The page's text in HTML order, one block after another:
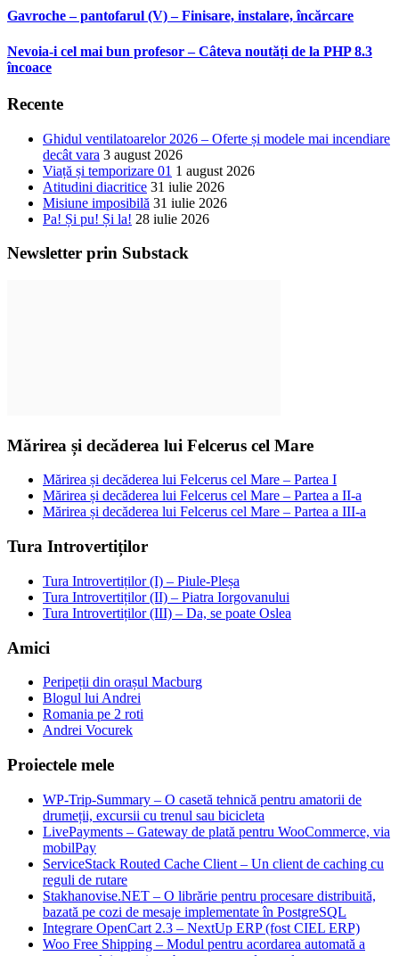
Gavroche – pantofarul (V) – Finisare, instalare, încărcare
Nevoia-i cel mai bun profesor – Câteva noutăți de la PHP 8.3
încoace
Recente
Ghidul ventilatoarelor 2026 – Oferte și modele mai incendiare
decât vara 3 august 2026
Viață și temporizare 01 1 august 2026
Atitudini diacritice 31 iulie 2026
Misiune imposibilă 31 iulie 2026
Pa! Și pu! Și la! 28 iulie 2026
Newsletter prin Substack
Mărirea și decăderea lui Felcerus cel Mare
Mărirea și decăderea lui Felcerus cel Mare – Partea I
Mărirea și decăderea lui Felcerus cel Mare – Partea a II-a
Mărirea și decăderea lui Felcerus cel Mare – Partea a III-a
Tura Introvertiților
Tura Introvertiților (I) – Piule-Pleșa
Tura Introvertiților (II) – Piatra Iorgovanului
Tura Introvertiților (III) – Da, se poate Oslea
Amici
Peripeții din orașul Macburg
Blogul lui Andrei
Romania pe 2 roti
Andrei Vocurek
Proiectele mele
WP-Trip-Summary – O casetă tehnică pentru amatorii de
drumeții, excursii cu trenul sau bicicleta
LivePayments – Gateway de plată pentru WooCommerce, via
mobilPay
ServiceStack Routed Cache Client – Un client de caching cu
reguli de rutare
Stakhanovise.NET – O librărie pentru procesare distribuită,
bazată pe cozi de mesaje implementate în PostgreSQL
Integrare OpenCart 2.3 – NextUp ERP (fost CIEL ERP)
Woo Free Shipping – Modul pentru acordarea automată a